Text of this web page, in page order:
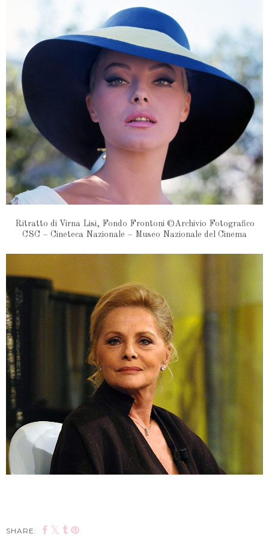
Ritratto di Virna Lisi, Fondo Frontoni ©Archivio Fotografico
CSC – Cineteca Nazionale – Museo Nazionale del Cinema
SHARE: